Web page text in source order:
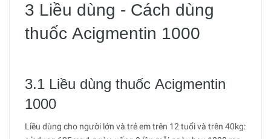
3 Liều dùng - Cách dùng
thuốc Acigmentin 1000
3.1 Liều dùng thuốc Acigmentin
1000
Liều dùng cho người lớn và trẻ em trên 12 tuổi và trên 40kg: